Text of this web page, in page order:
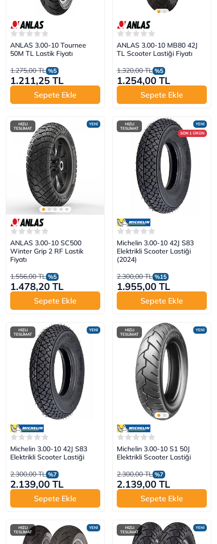
ANLAS 3.00-10 Tournee
50M TL Lastik Fiyatı
1.275,00 TL %5
1.211,25 TL
Sepete Ekle
ANLAS 3.00-10 MB80 42J
TL Scooter Lastiği Fiyatı
1.320,00 TL %5
1.254,00 TL
Sepete Ekle
YENİ
HIZLI
TESLİMAT
ANLAS 3.00-10 SC500
Winter Grip 2 RF Lastik
Fiyatı
1.556,00 TL %5
1.478,20 TL
Sepete Ekle
YENİ
SON 1 ÜRÜN
HIZLI
TESLİMAT
Michelin 3.00-10 42J S83
Elektrikli Scooter Lastiği
(2024)
2.300,00 TL %15
1.955,00 TL
Sepete Ekle
YENİ
HIZLI
TESLİMAT
Michelin 3.00-10 42J S83
Elektrikli Scooter Lastiği
2.300,00 TL %7
2.139,00 TL
Sepete Ekle
YENİ
HIZLI
TESLİMAT
Michelin 3.00-10 S1 50J
Elektrikli Scooter Lastiği
2.300,00 TL %7
2.139,00 TL
Sepete Ekle
YENİ
HIZLI
TESLİMAT
YENİ
HIZLI
TESLİMAT